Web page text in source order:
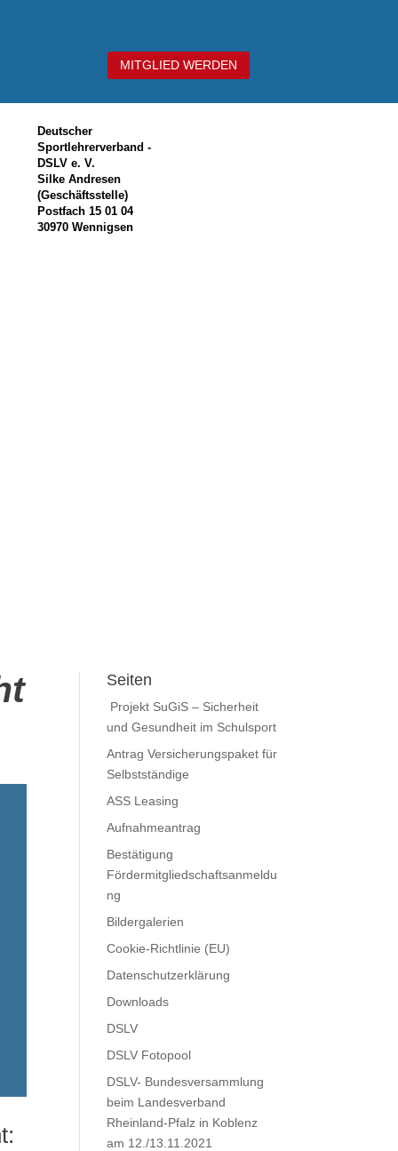
MITGLIED WERDEN
Deutscher
Sportlehrerverband -
DSLV e. V.
Silke Andresen
(Geschäftsstelle)
Postfach 15 01 04
30970 Wennigsen
Seiten
Projekt SuGiS – Sicherheit
und Gesundheit im Schulsport
Antrag Versicherungspaket für
Selbstständige
ASS Leasing
Aufnahmeantrag
Bestätigung
Fördermitgliedschaftsanmeldu
ng
Bildergalerien
Cookie-Richtlinie (EU)
Datenschutzerklärung
Downloads
DSLV
DSLV Fotopool
DSLV- Bundesversammlung
beim Landesverband
Rheinland-Pfalz in Koblenz
am 12./13.11.2021